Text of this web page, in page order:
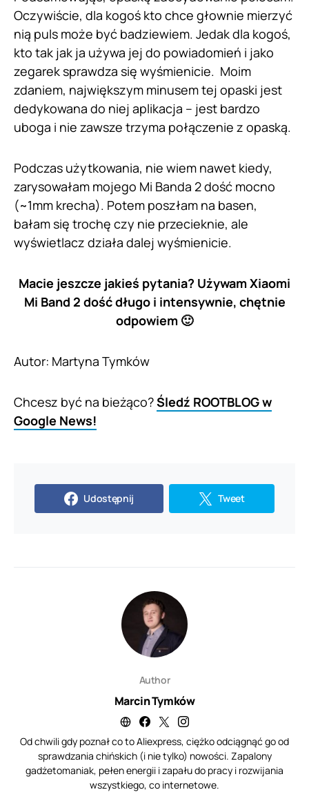
Oczywiście, dla kogoś kto chce głownie mierzyć
nią puls może być badziewiem. Jedak dla kogoś,
kto tak jak ja używa jej do powiadomień i jako
zegarek sprawdza się wyśmienicie. Moim
zdaniem, największym minusem tej opaski jest
dedykowana do niej aplikacja – jest bardzo
uboga i nie zawsze trzyma połączenie z opaską.
Podczas użytkowania, nie wiem nawet kiedy,
zarysowałam mojego Mi Banda 2 dość mocno
(~1mm krecha). Potem poszłam na basen,
bałam się trochę czy nie przecieknie, ale
wyświetlacz działa dalej wyśmienicie.
Macie jeszcze jakieś pytania? Używam Xiaomi
Mi Band 2 dość długo i intensywnie, chętnie
odpowiem 🙂
Autor: Martyna Tymków
Chcesz być na bieżąco?Śledź ROOTBLOG w
Google News!
Udostępnij Tweet
Author
Marcin Tymków
Od chwili gdy poznał co to Aliexpress, ciężko odciągnąć go od
sprawdzania chińskich (i nie tylko) nowości. Zapalony
gadżetomaniak, pełen energii i zapału do pracy i rozwijania
wszystkiego, co internetowe.